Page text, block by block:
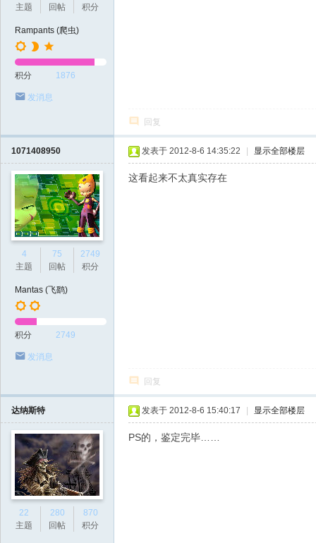
主题
回帖
积分
Rampants (爬虫)
积分 1876
发消息
回复
1071408950
4
主题
75
回帖
2749
积分
Mantas (飞鹞)
积分 2749
发消息
发表于 2012-8-6 14:35:22 显示全部楼层
这看起来不太真实存在
回复
达纳斯特
22
主题
280
回帖
870
积分
发表于 2012-8-6 15:40:17 显示全部楼层
PS的，鉴定完毕……